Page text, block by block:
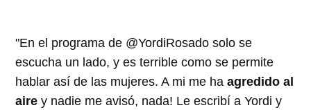
"En el programa de @YordiRosado solo se
escucha un lado, y es terrible como se permite
hablar así de las mujeres. A mi me haagredido al
aire y nadie me avisó, nada! Le escribí a Yordi y